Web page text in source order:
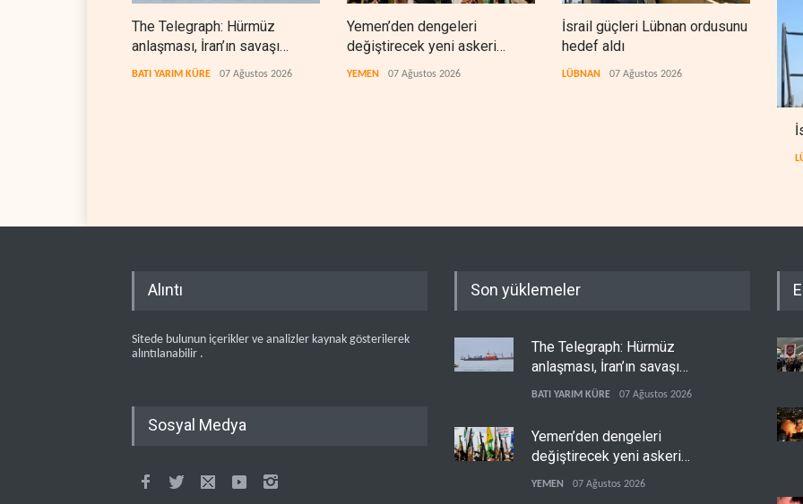
The Telegraph: Hürmüz
anlaşması, İran’ın savaşı
kazandığını gösteriyor
BATI YARIM KÜRE 07 Ağustos 2026
Yemen’den dengeleri
değiştirecek yeni askeri
denklem
YEMEN 07 Ağustos 2026
İsrail güçleri Lübnan ordusunu
hedef aldı
LÜBNAN 07 Ağustos 2026 BATI
Alıntı
Sitede bulunun içerikler ve analizler kaynak gösterilerek
alıntılanabilir .
Sosyal Medya
Son yüklemeler
The Telegraph: Hürmüz
anlaşması, İran’ın savaşı
kazandığını gösteriyor
BATI YARIM KÜRE 07 Ağustos 2026
Yemen’den dengeleri
değiştirecek yeni askeri
YEMEN 07 Ağustos 2026